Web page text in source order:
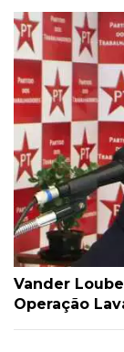
Vander
Operação